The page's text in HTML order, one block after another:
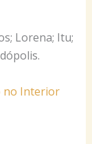
Lorena; Itu;
no Interior